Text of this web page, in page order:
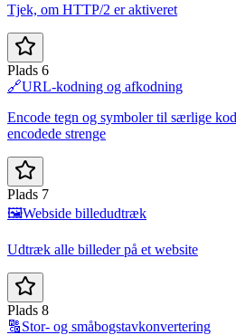
Tjek, om HTTP/2 er aktiveret
Plads 6
🔗URL-kodning og afkodning
Encode tegn og symboler til særlige
encodede strenge
Plads 7
🖼️Webside billedudtræk
Udtræk alle billeder på et website
Plads 8
🔠Stor- og småbogstavkonvertering